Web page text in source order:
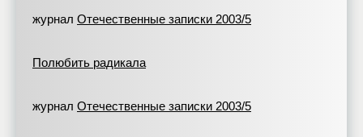
журнал Отечественные записки 2003/5
Полюбить радикала
журнал Отечественные записки 2003/5